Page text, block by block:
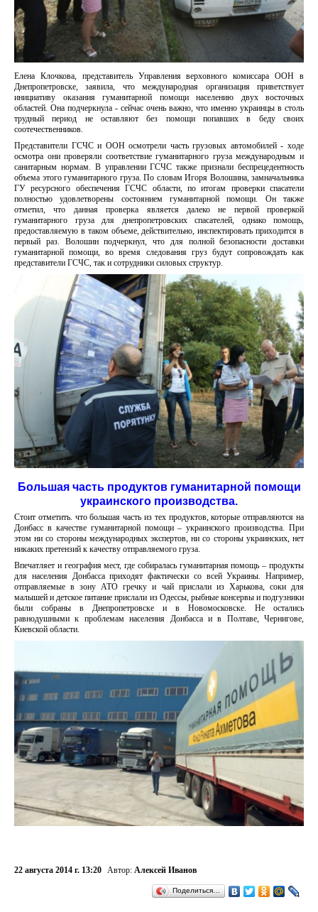
Елена Клочкова, представитель Управления верховного комиссара ООН в
Днепропетровске, заявила, что международная организация приветствует
инициативу оказания гуманитарной помощи населению двух восточных
областей. Она подчеркнула - сейчас очень важно, что именно украинцы в столь
трудный период не оставляют без помощи попавших в беду своих
соотечественников.
Представители ГСЧС и ООН осмотрели часть грузовых автомобилей - ходе
осмотра они проверяли соответствие гуманитарного груза международным и
санитарным нормам. В управлении ГСЧС также признали беспрецедентность
объема этого гуманитарного груза. По словам Игоря Волошина, замначальника
ГУ ресурсного обеспечения ГСЧС области, по итогам проверки спасатели
полностью удовлетворены состоянием гуманитарной помощи. Он также
отметил, что данная проверка является далеко не первой проверкой
гуманитарного груза для днепропетровских спасателей, однако помощь,
предоставляемую в таком объеме, действительно, инспектировать приходится в
первый раз. Волошин подчеркнул, что для полной безопасности доставки
гуманитарной помощи, во время следования груз будут сопровождать как
представители ГСЧС, так и сотрудники силовых структур.
Большая часть продуктов гуманитарной помощи
украинского производства.
Стоит отметить. что большая часть из тех продуктов, которые отправляются на
Донбасс в качестве гуманитарной помощи – украинского производства. При
этом ни со стороны международных экспертов, ни со стороны украинских, нет
никаких претензий к качеству отправляемого груза.
Впечатляет и география мест, где собиралась гуманитарная помощь – продукты
для населения Донбасса приходят фактически со всей Украины. Например,
отправляемые в зону АТО гречку и чай прислали из Харькова, соки для
малышей и детское питание прислали из Одессы, рыбные консервы и подгузники
были собраны в Днепропетровске и в Новомосковске. Не остались
равнодушными к проблемам населения Донбасса и в Полтаве, Чернигове,
Киевской области.
22 августа 2014 г. 13:20 Автор: Алексей Иванов
Поделиться…